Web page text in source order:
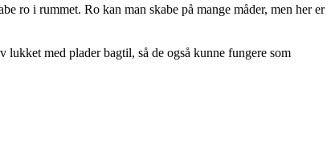
ro i rummet. Ro kan man skabe på mange måder, men her er
med plader bagtil, så de også kunne fungere som